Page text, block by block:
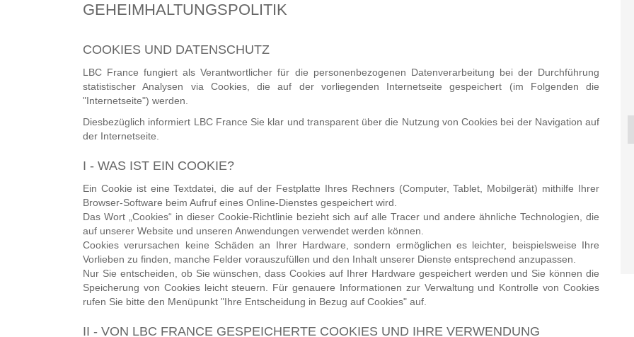
GEHEIMHALTUNGSPOLITIK
COOKIES UND DATENSCHUTZ
LBC France fungiert als Verantwortlicher für die personenbezogenen Datenverarbeitung bei der Durchführung
statistischer Analysen via Cookies, die auf der vorliegenden Internetseite gespeichert (im Folgenden die
"Internetseite") werden.
Diesbezüglich informiert LBC France Sie klar und transparent über die Nutzung von Cookies bei der Navigation auf
der Internetseite.
I - WAS IST EIN COOKIE?
Ein Cookie ist eine Textdatei, die auf der Festplatte Ihres Rechners (Computer, Tablet, Mobilgerät) mithilfe Ihrer
Browser-Software beim Aufruf eines Online-Dienstes gespeichert wird.
Das Wort „Cookies“ in dieser Cookie-Richtlinie bezieht sich auf alle Tracer und andere ähnliche Technologien, die
auf unserer Website und unseren Anwendungen verwendet werden können.
Cookies verursachen keine Schäden an Ihrer Hardware, sondern ermöglichen es leichter, beispielsweise Ihre
Vorlieben zu finden, manche Felder vorauszufüllen und den Inhalt unserer Dienste entsprechend anzupassen.
Nur Sie entscheiden, ob Sie wünschen, dass Cookies auf Ihrer Hardware gespeichert werden und Sie können die
Speicherung von Cookies leicht steuern. Für genauere Informationen zur Verwaltung und Kontrolle von Cookies
rufen Sie bitte den Menüpunkt "Ihre Entscheidung in Bezug auf Cookies" auf.
II - VON LBC FRANCE GESPEICHERTE COOKIES UND IHRE VERWENDUNG